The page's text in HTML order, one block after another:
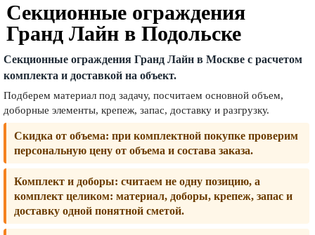
Секционные ограждения
Гранд Лайн в Подольске
Секционные ограждения Гранд Лайн в Москве с расчетом
комплекта и доставкой на объект.
Подберем материал под задачу, посчитаем основной объем,
доборные элементы, крепеж, запас, доставку и разгрузку.
Скидка от объема: при комплектной покупке проверим
персональную цену от объема и состава заказа.
Комплект и доборы: считаем не одну позицию, а
комплект целиком: материал, доборы, крепеж, запас и
доставку одной понятной сметой.